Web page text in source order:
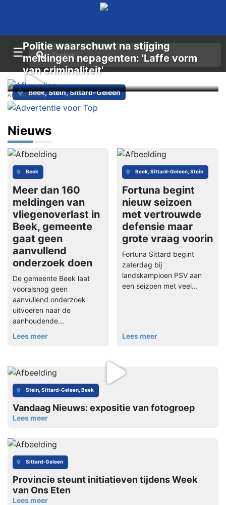
☰
Beek, Stein, Sittard-Geleen
Politie waarschuwt na stijging
meldingen nepagenten: 'Laffe vorm
van criminaliteit'
ADVERTENTIE
Nieuws
Beek
Meer dan 160
meldingen van
vliegenoverlast in
Beek, gemeente
gaat geen
aanvullend
onderzoek doen
De gemeente Beek laat
vooralsnog geen
aanvullend onderzoek
uitvoeren naar de
aanhoudende...
Lees meer
Beek, Sittard-Geleen, Stein
Fortuna begint
nieuw seizoen
met vertrouwde
defensie maar
grote vraag voorin
Fortuna Sittard begint
zaterdag bij
landskampioen PSV aan
een seizoen met veel...
Lees meer
Stein, Sittard-Geleen, Beek
Vandaag Nieuws: expositie van fotogroep
Lees meer
Sittard-Geleen
Provincie steunt initiatieven tijdens Week
van Ons Eten
Lees meer